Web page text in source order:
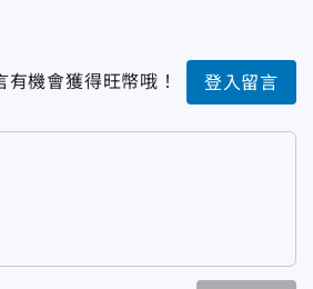
有機會獲得旺幣哦！ 登入留言